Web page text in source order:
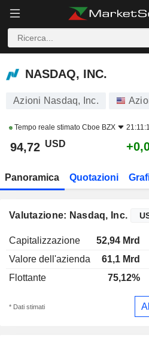
NASDAQ, INC.
NASDAQ, INC.
Azioni Nasdaq, Inc.
Tempo reale stimato Cboe BZX
94,72 USD
Panoramica Quotazioni
Valutazione: Nasdaq, Inc.
Capitalizzazione 52,94 Mrd
Valore dell'azienda
61,1 Mrd
Flottante
75,12%
* Dati stimati